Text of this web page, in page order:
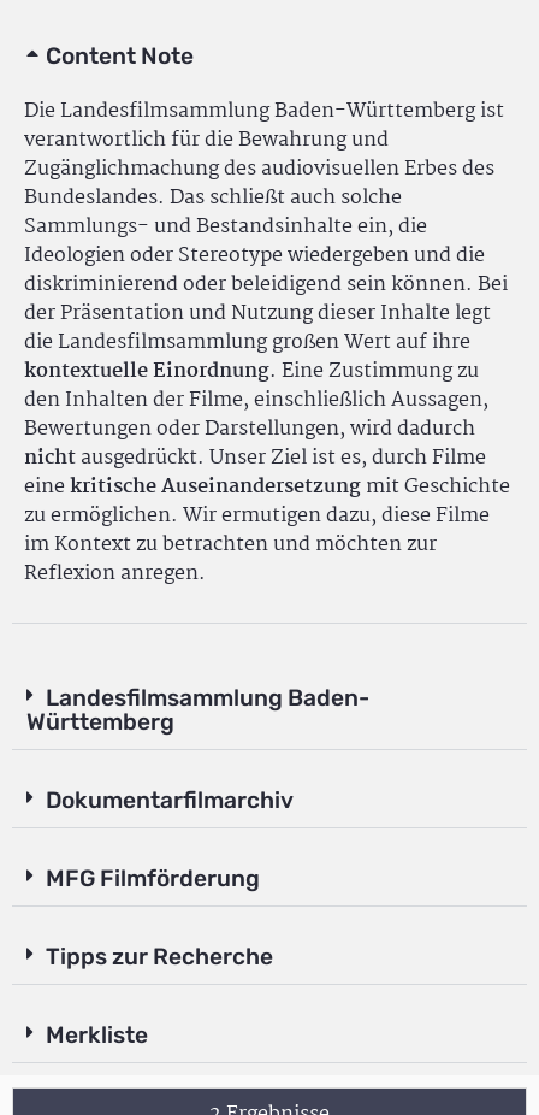
Content Note
Die Landesfilmsammlung Baden-Württemberg ist
verantwortlich für die Bewahrung und
Zugänglichmachung des audiovisuellen Erbes des
Bundeslandes. Das schließt auch solche
Sammlungs- und Bestandsinhalte ein, die
Ideologien oder Stereotype wiedergeben und die
diskriminierend oder beleidigend sein können. Bei
der Präsentation und Nutzung dieser Inhalte legt
die Landesfilmsammlung großen Wert auf ihre
kontextuelle Einordnung. Eine Zustimmung zu
den Inhalten der Filme, einschließlich Aussagen,
Bewertungen oder Darstellungen, wird dadurch
nichtausgedrückt. Unser Ziel ist es, durch Filme
einekritische Auseinandersetzungmit Geschichte
zu ermöglichen. Wir ermutigen dazu, diese Filme
im Kontext zu betrachten und möchten zur
Reflexion anregen.
Landesfilmsammlung Baden-
Württemberg
Dokumentarfilmarchiv
MFG Filmförderung
Tipps zur Recherche
Merkliste